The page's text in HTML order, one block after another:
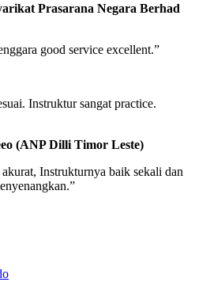
Prasarana Negara Berhad
good service excellent.”
Instruktur sangat practice.
(ANP Dilli Timor Leste)
Instrukturnya baik sekali dan